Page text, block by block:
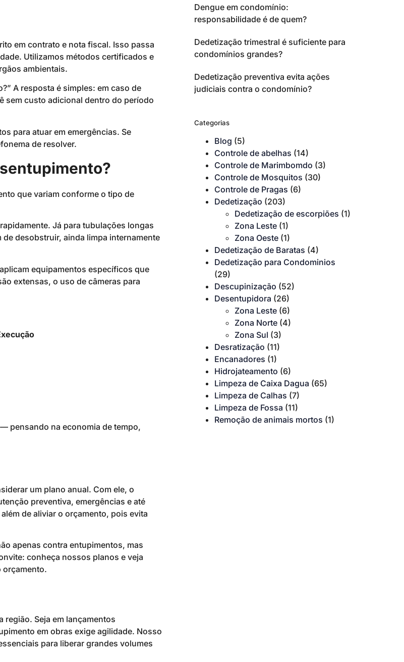
em contrato e nota fiscal. Isso passa
Utilizamos métodos certificados e
ambientais.
A resposta é simples: em caso de
sem custo adicional dentro do período
para atuar em emergências. Se
de resolver.
que variam conforme o tipo de
Já para tubulações longas
desobstruir, ainda limpa internamente
equipamentos específicos que
extensas, o uso de câmeras para
pensando na economia de tempo,
um plano anual. Com ele, o
preventiva, emergências e até
de aliviar o orçamento, pois evita
apenas contra entupimentos, mas
conheça nossos planos e veja
orçamento.
região. Seja em lançamentos
em obras exige agilidade. Nosso
para liberar grandes volumes
Dengue em condomínio:
responsabilidade é de quem?
Dedetização trimestral é suficiente para
condomínios grandes?
Dedetização preventiva evita ações
judiciais contra o condomínio?
Categorias
Blog (5)
Controle de abelhas (14)
Controle de Marimbomdo (3)
Controle de Mosquitos (30)
Controle de Pragas (6)
Dedetização (203)
Dedetização de escorpiões (1)
Zona Leste (1)
Zona Oeste (1)
Dedetização de Baratas (4)
Dedetização para Condominios
(29)
Descupinização (52)
Desentupidora (26)
Zona Leste (6)
Zona Norte (4)
Zona Sul (3)
Desratização (11)
Encanadores (1)
Hidrojateamento (6)
Limpeza de Caixa Dagua (65)
Limpeza de Calhas (7)
Limpeza de Fossa (11)
Remoção de animais mortos (1)